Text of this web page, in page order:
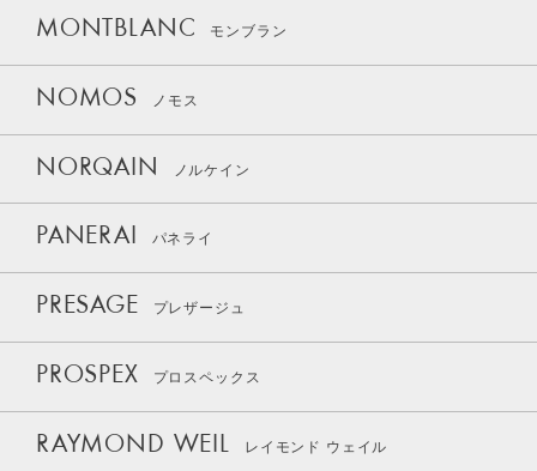
MONTBLANC モンブラン
NOMOS ノモス
NORQAIN ノルケイン
PANERAI パネライ
PRESAGE プレザージュ
PROSPEX プロスペックス
RAYMOND WEIL レイモンド ウェイル